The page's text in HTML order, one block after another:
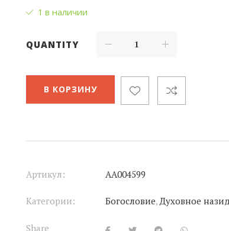
1 в наличии
QUANTITY
В КОРЗИНУ
Артикул: АА004599
Категории: Богословие,Духовное
Share